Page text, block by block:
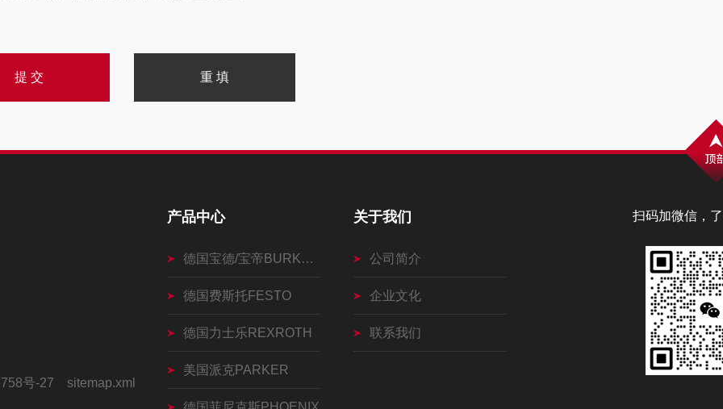
扫码加微信，
号-27 sitemap.xml
产品中心
德国宝德/宝帝BURKERT
德国费斯托FESTO
德国力士乐REXROTH
美国派克PARKER
关于我们
公司简介
企业文化
联系我们